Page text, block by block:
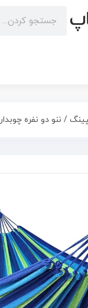
/ ننو دو نفره چوبدار